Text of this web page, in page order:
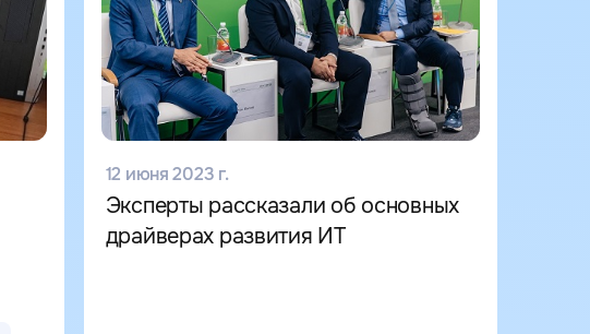
12 июня 2023 г.
Эксперты рассказали об основных
драйверах развития ИТ